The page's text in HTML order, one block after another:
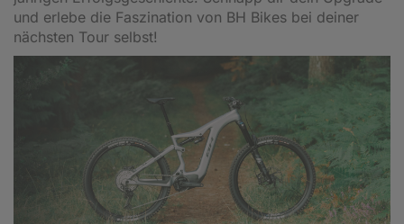
und erlebe die Faszination von BH Bikes bei deiner
nächsten Tour selbst!